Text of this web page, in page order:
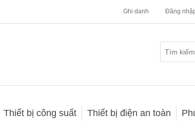
Ghi danh Đăng
Thiết bị công suất Thiết bị điện an toàn